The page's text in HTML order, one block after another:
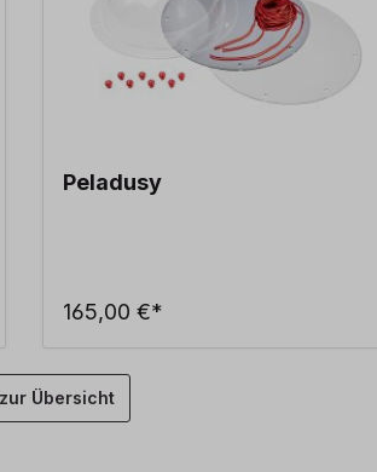
Peladusy
165,00 €*
Übersicht